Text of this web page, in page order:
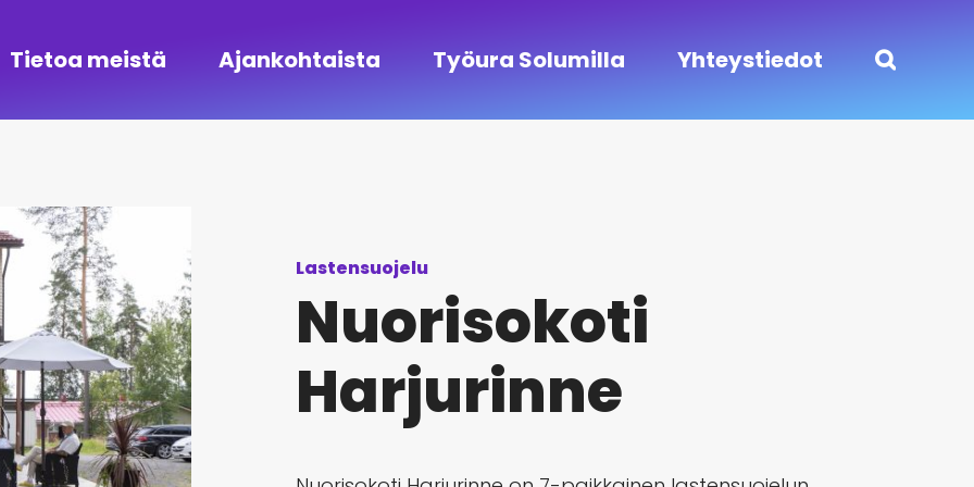
Tietoa meistä Ajankohtaista Työura Solumilla Yhteystiedot
Lastensuojelu
Nuorisokoti
Harjurinne